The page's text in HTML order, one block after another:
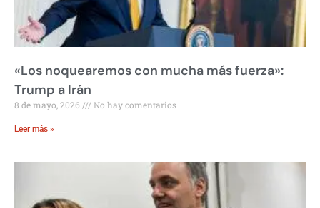
«Los noquearemos con mucha más fuerza»:
Trump a Irán
8 de mayo, 2026 No hay comentarios
Leer más »